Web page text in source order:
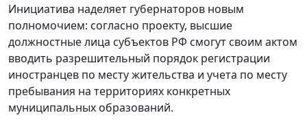
Инициатива наделяет губернаторов новым
полномочием: согласно проекту, высшие
должностные лица субъектов РФ смогут своим актом
вводить разрешительный порядок регистрации
иностранцев по месту жительства и учета по месту
пребывания на территориях конкретных
муниципальных образований.